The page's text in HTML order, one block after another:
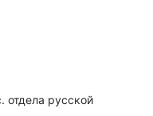
отдела русской